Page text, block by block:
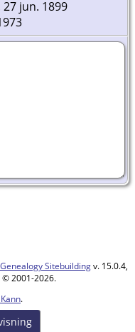
jun. 1899
Sitebuildingv. 15.0.4,
2001-2026.
.